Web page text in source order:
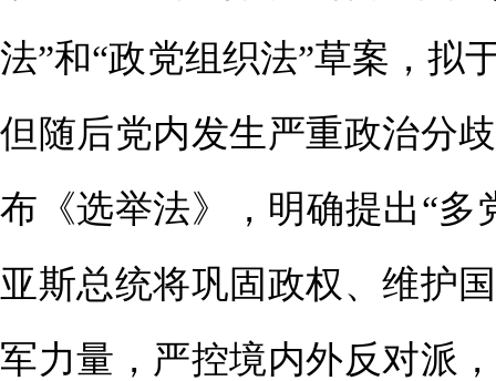
法”和“政党组织法”草案，拟
但随后党内发生严重政治分
布《选举法》，明确提出“
亚斯总统将巩固政权、维护
军力量，严控境内外反对派